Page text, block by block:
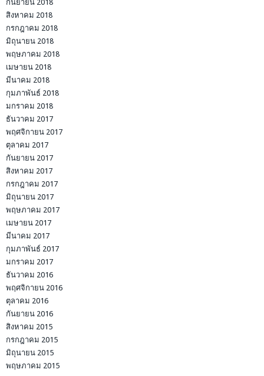
กันยายน 2018
สิงหาคม 2018
กรกฎาคม 2018
มิถุนายน 2018
พฤษภาคม 2018
เมษายน 2018
มีนาคม 2018
กุมภาพันธ์ 2018
มกราคม 2018
ธันวาคม 2017
พฤศจิกายน 2017
ตุลาคม 2017
กันยายน 2017
สิงหาคม 2017
กรกฎาคม 2017
มิถุนายน 2017
พฤษภาคม 2017
เมษายน 2017
มีนาคม 2017
กุมภาพันธ์ 2017
มกราคม 2017
ธันวาคม 2016
พฤศจิกายน 2016
ตุลาคม 2016
กันยายน 2016
สิงหาคม 2015
กรกฎาคม 2015
มิถุนายน 2015
พฤษภาคม 2015